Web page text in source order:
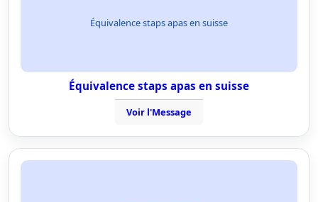
Équivalence staps apas en suisse
Équivalence staps apas en suisse
Voir l'Message